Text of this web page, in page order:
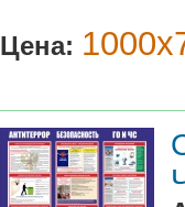
Цена: